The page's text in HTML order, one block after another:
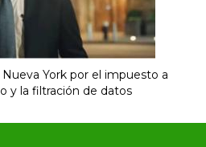
York por el impuesto a
y la filtración de datos